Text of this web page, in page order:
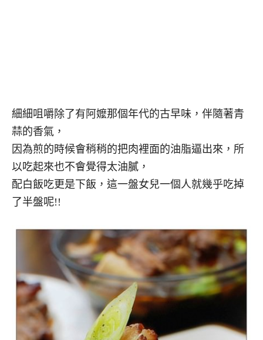
細細咀嚼除了有阿嬤那個年代的古早味，伴隨著青
蒜的香氣，
因為煎的時候會稍稍的把肉裡面的油脂逼出來，所
以吃起來也不會覺得太油膩，
配白飯吃更是下飯，這一盤女兒一個人就幾乎吃掉
了半盤呢!!